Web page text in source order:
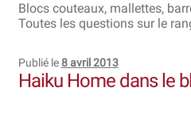
Contact
Demande de devis
Blocs couteaux, mallettes,
Toutes les questions sur le
Publié le 8 avril 2013
Haiku Home dans le